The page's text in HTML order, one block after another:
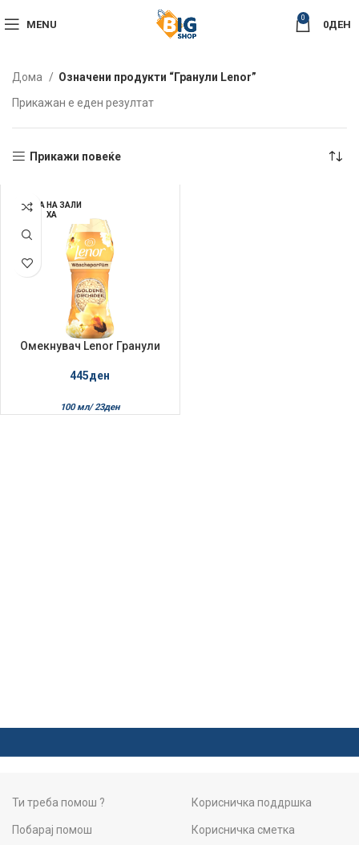
MENU
0
0ДЕН
Дома
Означени продукти “Гранули Lenor”
Прикажан е еден резултат
Прикажи повеќе
НЕМА НА ЗАЛИ
ХА
Омекнувач Lenor Гранули
445ден
100 мл/ 23ден
Ти треба помош ?
Побарај помош
Корисничка поддршка
Корисничка сметка